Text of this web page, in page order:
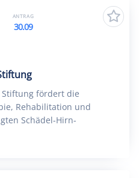
Stiftung fördert die
Rehabilitation und
Schädel-Hirn-
ANTRAG
30.09